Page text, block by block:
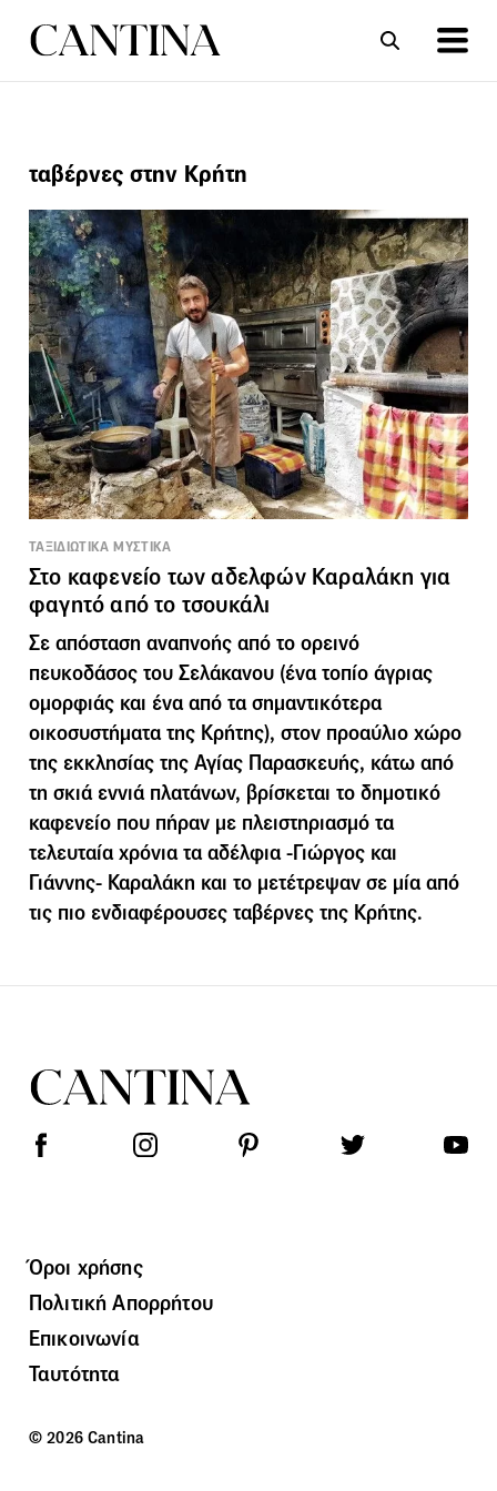
ταβέρνες στην Κρήτη
ΤΑΞΙΔΙΩΤΙΚΑ ΜΥΣΤΙΚΑ
Στο καφενείο των αδελφών Καραλάκη για
φαγητό από το τσουκάλι
Σε απόσταση αναπνοής από το ορεινό
πευκοδάσος του Σελάκανου (ένα τοπίο άγριας
ομορφιάς και ένα από τα σημαντικότερα
οικοσυστήματα της Κρήτης), στον προαύλιο χώρο
της εκκλησίας της Αγίας Παρασκευής, κάτω από
τη σκιά εννιά πλατάνων, βρίσκεται το δημοτικό
καφενείο που πήραν με πλειστηριασμό τα
τελευταία χρόνια τα αδέλφια -Γιώργος και
Γιάννης- Καραλάκη και το μετέτρεψαν σε μία από
τις πιο ενδιαφέρουσες ταβέρνες της Κρήτης.
Όροι χρήσης
Πολιτική Απορρήτου
Επικοινωνία
Ταυτότητα
© 2026 Cantina